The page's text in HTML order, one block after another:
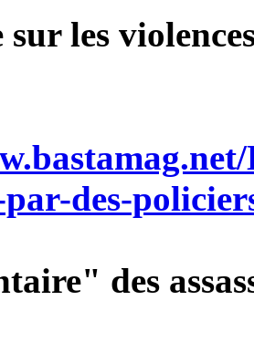
les
des-
des